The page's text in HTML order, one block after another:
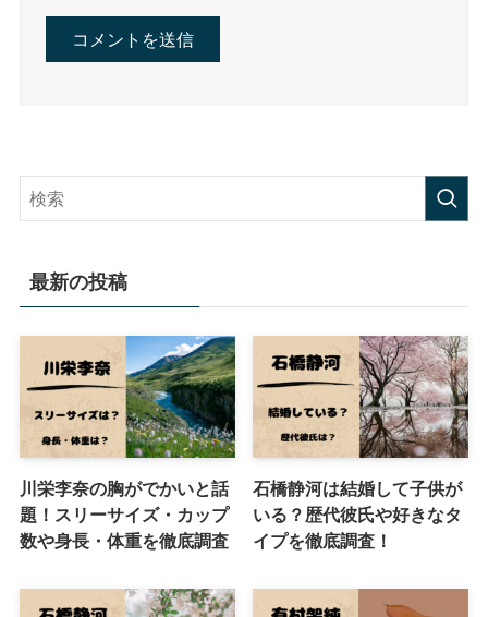
最新の投稿
川栄李奈の胸がでかいと話
題！スリーサイズ・カップ
数や身長・体重を徹底調査
石橋静河は結婚して子供が
いる？歴代彼氏や好きなタ
イプを徹底調査！